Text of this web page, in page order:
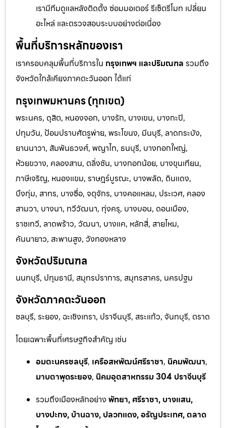
เรามีทีมดูแลหลังติดตั้ง ซ่อมมอเตอร์ รีเซ็ตรีโมท เปลี่ยน
อะไหล่ และตรวจสอบระบบอย่างต่อเนื่อง
พื้นที่บริการหลักของเรา
เราครอบคลุมพื้นที่บริการใน กรุงเทพฯ และปริมณฑล รวมถึง
จังหวัดใกล้เคียงภาคตะวันออก ได้แก่
กรุงเทพมหานคร (ทุกเขต)
พระนคร, ดุสิต, หนองจอก, บางรัก, บางเขน, บางกะปิ,
ปทุมวัน, ป้อมปราบศัตรูพ่าย, พระโขนง, มีนบุรี, ลาดกระบัง,
ยานนาวา, สัมพันธวงศ์, พญาไท, ธนบุรี, บางกอกใหญ่,
ห้วยขวาง, คลองสาน, ตลิ่งชัน, บางกอกน้อย, บางขุนเทียน,
ภาษีเจริญ, หนองแขม, ราษฎร์บูรณะ, บางพลัด, ดินแดง,
บึงกุ่ม, สาทร, บางซื่อ, จตุจักร, บางคอแหลม, ประเวศ, คลอง
สามวา, บางนา, ทวีวัฒนา, ทุ่งครุ, บางบอน, ดอนเมือง,
ราชเทวี, ลาดพร้าว, วัฒนา, บางแค, หลักสี่, สายไหม,
คันนายาว, สะพานสูง, วังทองหลาง
จังหวัดปริมณฑล
นนทบุรี, ปทุมธานี, สมุทรปราการ, สมุทรสาคร, นครปฐม
จังหวัดภาคตะวันออก
ชลบุรี, ระยอง, ฉะเชิงเทรา, ปราจีนบุรี, สระแก้ว, จันทบุรี, ตราด
โดยเฉพาะพื้นที่เศรษฐกิจสำคัญ เช่น
อมตะนครชลบุรี, เครือสหพัฒน์ศรีราชา, นิคมพัฒนา,
มาบตาพุดระยอง, นิคมอุตสาหกรรม 304 ปราจีนบุรี
รวมถึงเมืองหลักอย่าง พัทยา, ศรีราชา, บางแสน,
บางปะกง, บ้านฉาง, ปลวกแดง, อรัญประเทศ, ตลาด